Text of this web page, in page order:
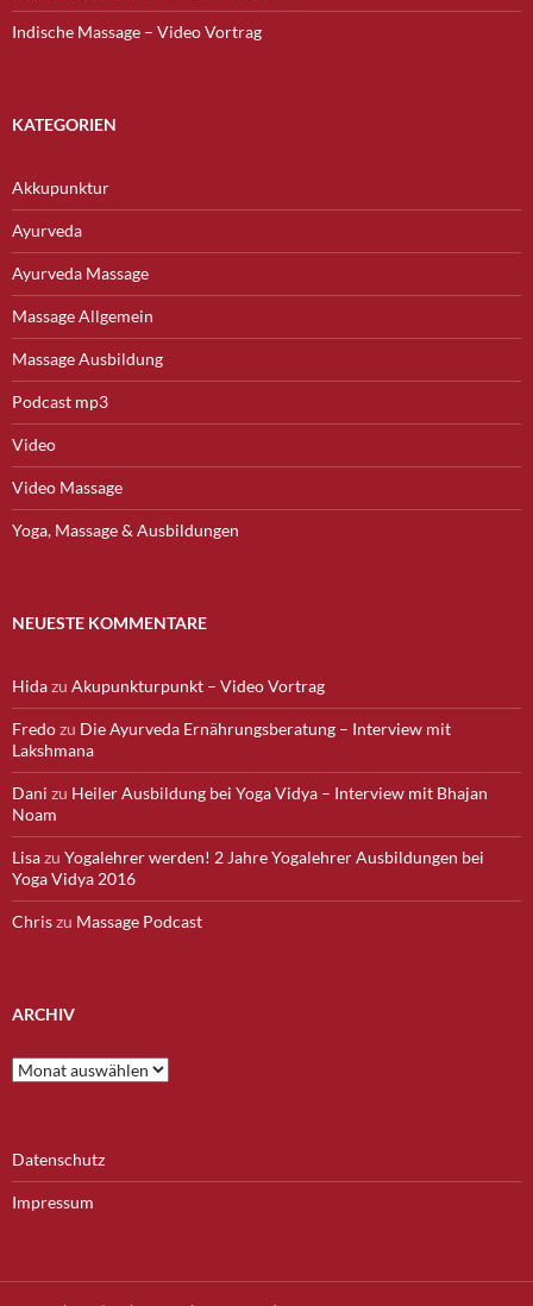
Indische Massage – Video Vortrag
KATEGORIEN
Akkupunktur
Ayurveda
Ayurveda Massage
Massage Allgemein
Massage Ausbildung
Podcast mp3
Video
Video Massage
Yoga, Massage & Ausbildungen
NEUESTE KOMMENTARE
Hidazu Akupunkturpunkt – Video Vortrag
Fredozu Die Ayurveda Ernährungsberatung – Interview mit
Lakshmana
Dani zu Heiler Ausbildung bei Yoga Vidya – Interview mit Bhajan
Noam
Lisazu Yogalehrer werden! 2 Jahre Yogalehrer Ausbildungen bei
Yoga Vidya 2016
Chriszu Massage Podcast
ARCHIV
Archiv
Datenschutz
Impressum